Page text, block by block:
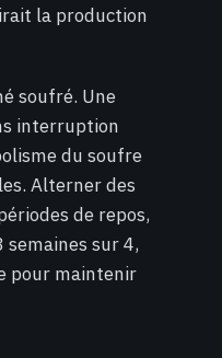
la production
soufré. Une
interruption
du soufre
Alterner des
de repos,
semaines sur 4,
pour maintenir